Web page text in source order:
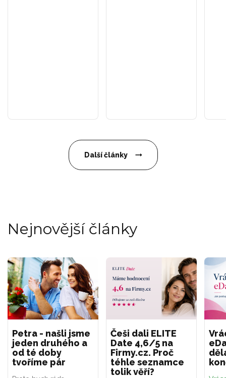
Další články
Nejnovější články
Petra - našli jsme
jeden druhého a
od té doby
tvoříme pár
Češi dali ELITE
Date 4,6/5 na
Firmy.cz. Proč
téhle seznamce
tolik věří?